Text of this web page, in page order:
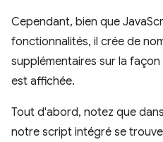
Cependant, bien que
fonctionnalités, il crée de
supplémentaires sur la
est affichée.
Tout d'abord, notez que
notre script intégré se